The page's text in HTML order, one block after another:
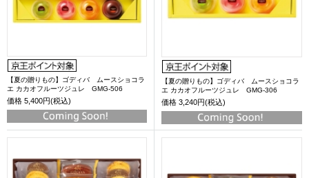
【夏の贈りもの】ゴディバ ムースショコラ
エ カカオフルーツジュレ GMG-506
価格 5,400円(税込)
【夏の贈りもの】ゴディバ ムースショコラ
エ カカオフルーツジュレ GMG-306
価格 3,240円(税込)